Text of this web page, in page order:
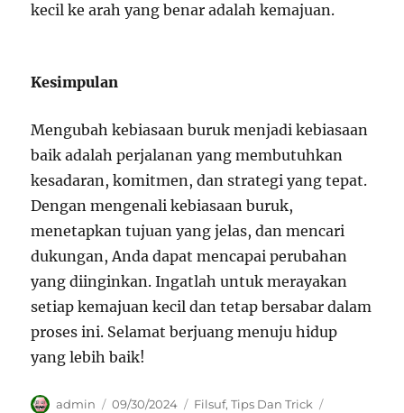
kecil ke arah yang benar adalah kemajuan.
Kesimpulan
Mengubah kebiasaan buruk menjadi kebiasaan
baik adalah perjalanan yang membutuhkan
kesadaran, komitmen, dan strategi yang tepat.
Dengan mengenali kebiasaan buruk,
menetapkan tujuan yang jelas, dan mencari
dukungan, Anda dapat mencapai perubahan
yang diinginkan. Ingatlah untuk merayakan
setiap kemajuan kecil dan tetap bersabar dalam
proses ini. Selamat berjuang menuju hidup
yang lebih baik!
Author
admin
Posted
09/30/2024 Categories
Filsuf,Tips Dan Trick